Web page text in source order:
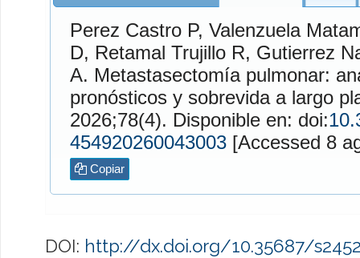
Perez CastroP, Valenzuela
D, Retamal TrujilloR, Gutierrez
A. Metastasectomía pulmonar: análisis de factores
pronósticos y sobrevida a largo
2026;78(4). Disponible en: doi:
454920260043003
Copiar
DOI: http://dx.doi.org/10.35687/